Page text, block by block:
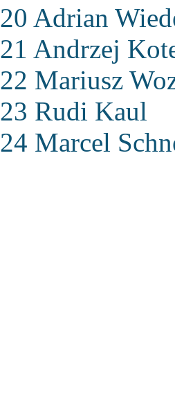
20 Adrian
21 Andrzej
22 Mariusz
23 Rudi Kaul
24 Marcel